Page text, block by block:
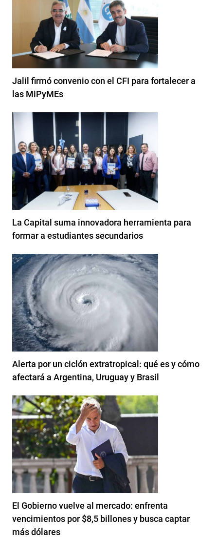
Jalil firmó convenio con el CFI para fortalecer a
las MiPyMEs
La Capital suma innovadora herramienta para
formar a estudiantes secundarios
Alerta por un ciclón extratropical: qué es y cómo
afectará a Argentina, Uruguay y Brasil
El Gobierno vuelve al mercado: enfrenta
vencimientos por $8,5 billones y busca captar
más dólares